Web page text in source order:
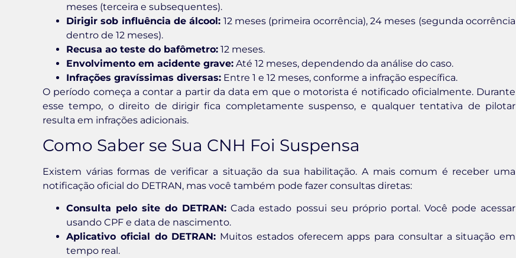
meses (terceira e subsequentes).
Dirigir sob influência de álcool: 12 meses (primeira ocorrência), 24 meses (segunda ocorrência
dentro de 12 meses).
Recusa ao teste do bafômetro: 12 meses.
Envolvimento em acidente grave: Até 12 meses, dependendo da análise do caso.
Infrações gravíssimas diversas: Entre 1 e 12 meses, conforme a infração específica.
O período começa a contar a partir da data em que o motorista é notificado oficialmente. Durante
esse tempo, o direito de dirigir fica completamente suspenso, e qualquer tentativa de pilotar
resulta em infrações adicionais.
Como Saber se Sua CNH Foi Suspensa
Existem várias formas de verificar a situação da sua habilitação. A mais comum é receber uma
notificação oficial do DETRAN, mas você também pode fazer consultas diretas:
Consulta pelo site do DETRAN: Cada estado possui seu próprio portal. Você pode acessar
usando CPF e data de nascimento.
Aplicativo oficial do DETRAN: Muitos estados oferecem apps para consultar a situação em
tempo real.